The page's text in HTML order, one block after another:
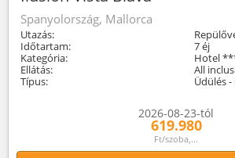
Spanyolország, Mallorca
Utazás:
Időtartam:
7 éj
Kategória:
Hotel
Ellátás:
All
Típus:
Üdülés
2026-08-23-tól
619.980
Ft/szoba,...